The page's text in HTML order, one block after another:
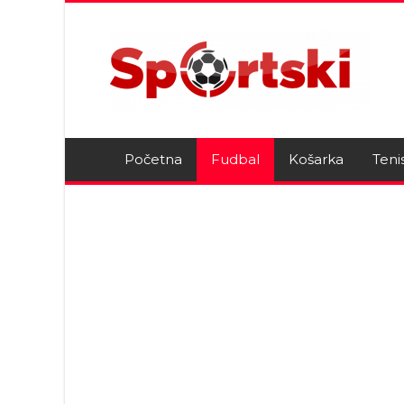
Početna Fudbal Košarka